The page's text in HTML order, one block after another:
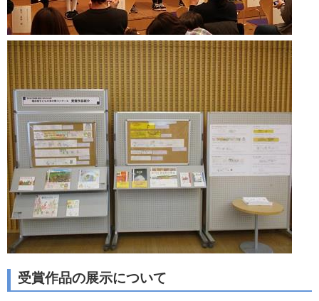
受賞作品の展示について